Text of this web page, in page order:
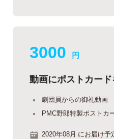
3000 円
動画にポストカー
劇団員からの御礼動画
PMC野郎特製ポストカ
2020年08月 にお届け予